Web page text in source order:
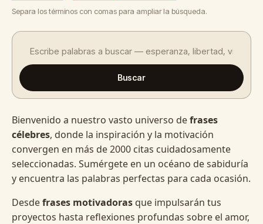
Separa los términos con comas para ampliar la búsqueda.
Buscar
Bienvenido a nuestro vasto universo defrases
célebres, donde la inspiración y la motivación
convergen en más de 2000 citas cuidadosamente
seleccionadas. Sumérgete en un océano de sabiduría
y encuentra las palabras perfectas para cada ocasión.
Desdefrases motivadoras que impulsarán tus
proyectos hasta reflexiones profundas sobre el amor,